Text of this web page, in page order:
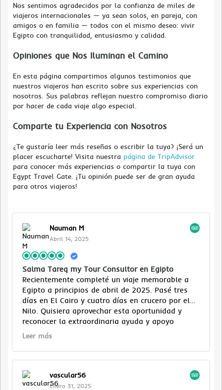
Nos sentimos agradecidos por la confianza de miles de
viajeros internacionales — ya sean solos, en pareja, con
amigos o en familia — todos con el mismo deseo: vivir
Egipto con tranquilidad, entusiasmo y calidad.
Opiniones que Nos Iluminan el Camino
En esta página compartimos algunos testimonios que
nuestros viajeros han escrito sobre sus experiencias con
nosotros. Sus palabras reflejan nuestro compromiso diario
por hacer de cada viaje algo especial.
Comparte tu Experiencia con Nosotros
¿Te gustaría leer más reseñas o escribir la tuya? ¡Será un
placer escucharte! Visita nuestra página de TripAdvisor
para conocer más experiencias o compartir la tuya con
Egypt Travel Gate. ¡Tu opinión puede ser de gran ayuda
para otros viajeros!
Nauman M
Abril 14, 2025
Salma Tareq my Tour Consultor en Egipto
Recientemente completé un viaje memorable a
Egipto a principios de abril de 2025. Pasé tres
días en El Cairo y cuatro días en crucero por el
Nilo. Quisiera aprovechar esta oportunidad y
reconocer la extraordinaria ayuda y apoyo
brindado por Salma Tareq (Consultora de
último día en El Cairo, Salma fue fundamental
para hacer de mi viaje un éxito rugiente. Siempre
fue educada, profesional, ingeniosa y rápida. Ella
respondió casi inmediatamente a todas mis
Leer más
vascular56
Enero 31, 2025